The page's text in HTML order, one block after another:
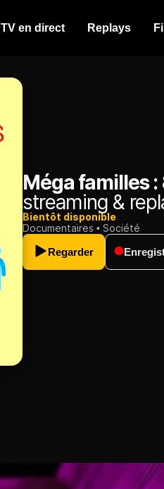
TV en direct Replays
Méga familles :
streaming &
Bientôt disponible
Documentaires
Société
Regarder